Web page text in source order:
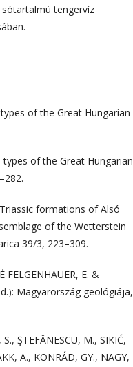
tengervíz
of the Great Hungarian
of the Great Hungarian
formations of Alsó
of the Wetterstein
39/3, 223–309.
FELGENHAUER, E. &
Magyarország geológiája,
ŞTEFĂNESCU, M., SIKIĆ,
A., KONRÁD, GY., NAGY,